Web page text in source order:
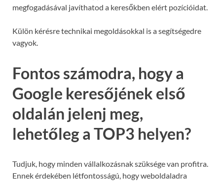
megfogadásával javíthatod a keresőkben elért pozícióidat.
Külön kérésre technikai megoldásokkal is a segítségedre
vagyok.
Fontos számodra, hogy a
Google keresőjének első
oldalán jelenj meg,
lehetőleg a TOP3 helyen?
Tudjuk, hogy minden vállalkozásnak szüksége van profitra.
Ennek érdekében létfontosságú, hogy weboldaladra